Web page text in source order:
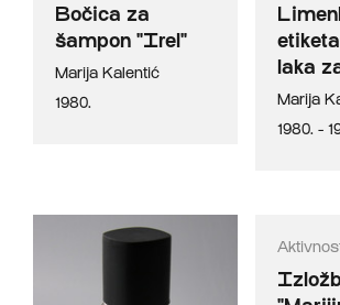
Bočica za
šampon "Irel"
Marija Kalentić
1980.
laka
Marija
1980. -